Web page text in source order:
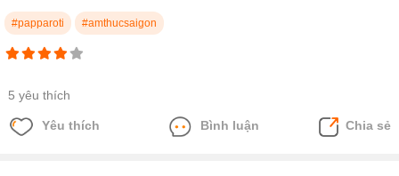
#papparoti #amthucsaigon
5 yêu thích
Yêu thích Bình luận Chia sẻ